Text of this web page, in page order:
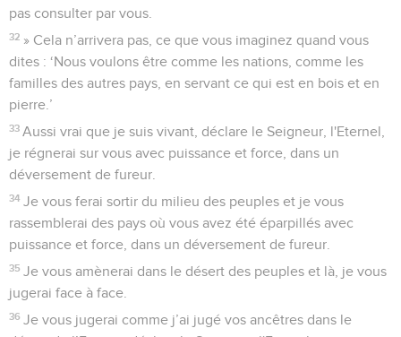
pas consulter par vous.
32 » Cela n’arrivera pas, ce que vous imaginez quand vous
dites : ‘Nous voulons être comme les nations, comme les
familles des autres pays, en servant ce qui est en bois et en
pierre.’
33 Aussi vrai que je suis vivant, déclare le Seigneur, l'Eternel,
je régnerai sur vous avec puissance et force, dans un
déversement de fureur.
34 Je vous ferai sortir du milieu des peuples et je vous
rassemblerai des pays où vous avez été éparpillés avec
puissance et force, dans un déversement de fureur.
35 Je vous amènerai dans le désert des peuples et là, je vous
jugerai face à face.
36 Je vous jugerai comme j’ai jugé vos ancêtres dans le